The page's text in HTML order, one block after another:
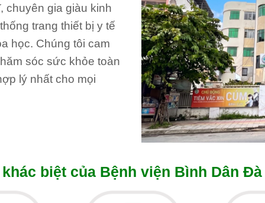
chuyên gia giàu kinh
trang thiết bị y tế
học. Chúng tôi cam
sóc sức khỏe toàn
lý nhất cho mọi
biệt của Bệnh viện Bình Dân Đà